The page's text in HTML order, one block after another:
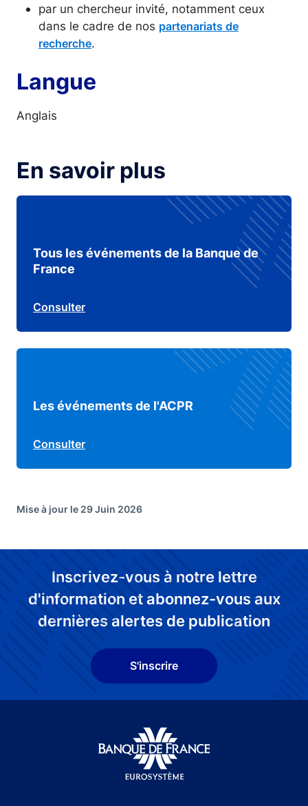
par un chercheur invité, notamment ceux
dans le cadre de nos partenariats de
recherche.
Langue
Anglais
En savoir plus
Tous les événements de la Banque de
France
Consulter
Les événements de l'ACPR
Consulter
Mise à jour le 29 Juin 2026
Inscrivez-vous à notre lettre
d'information et abonnez-vous aux
dernières alertes de publication
S'inscrire